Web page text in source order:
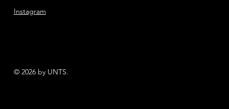
Instagram
© 2026 by UNTS.